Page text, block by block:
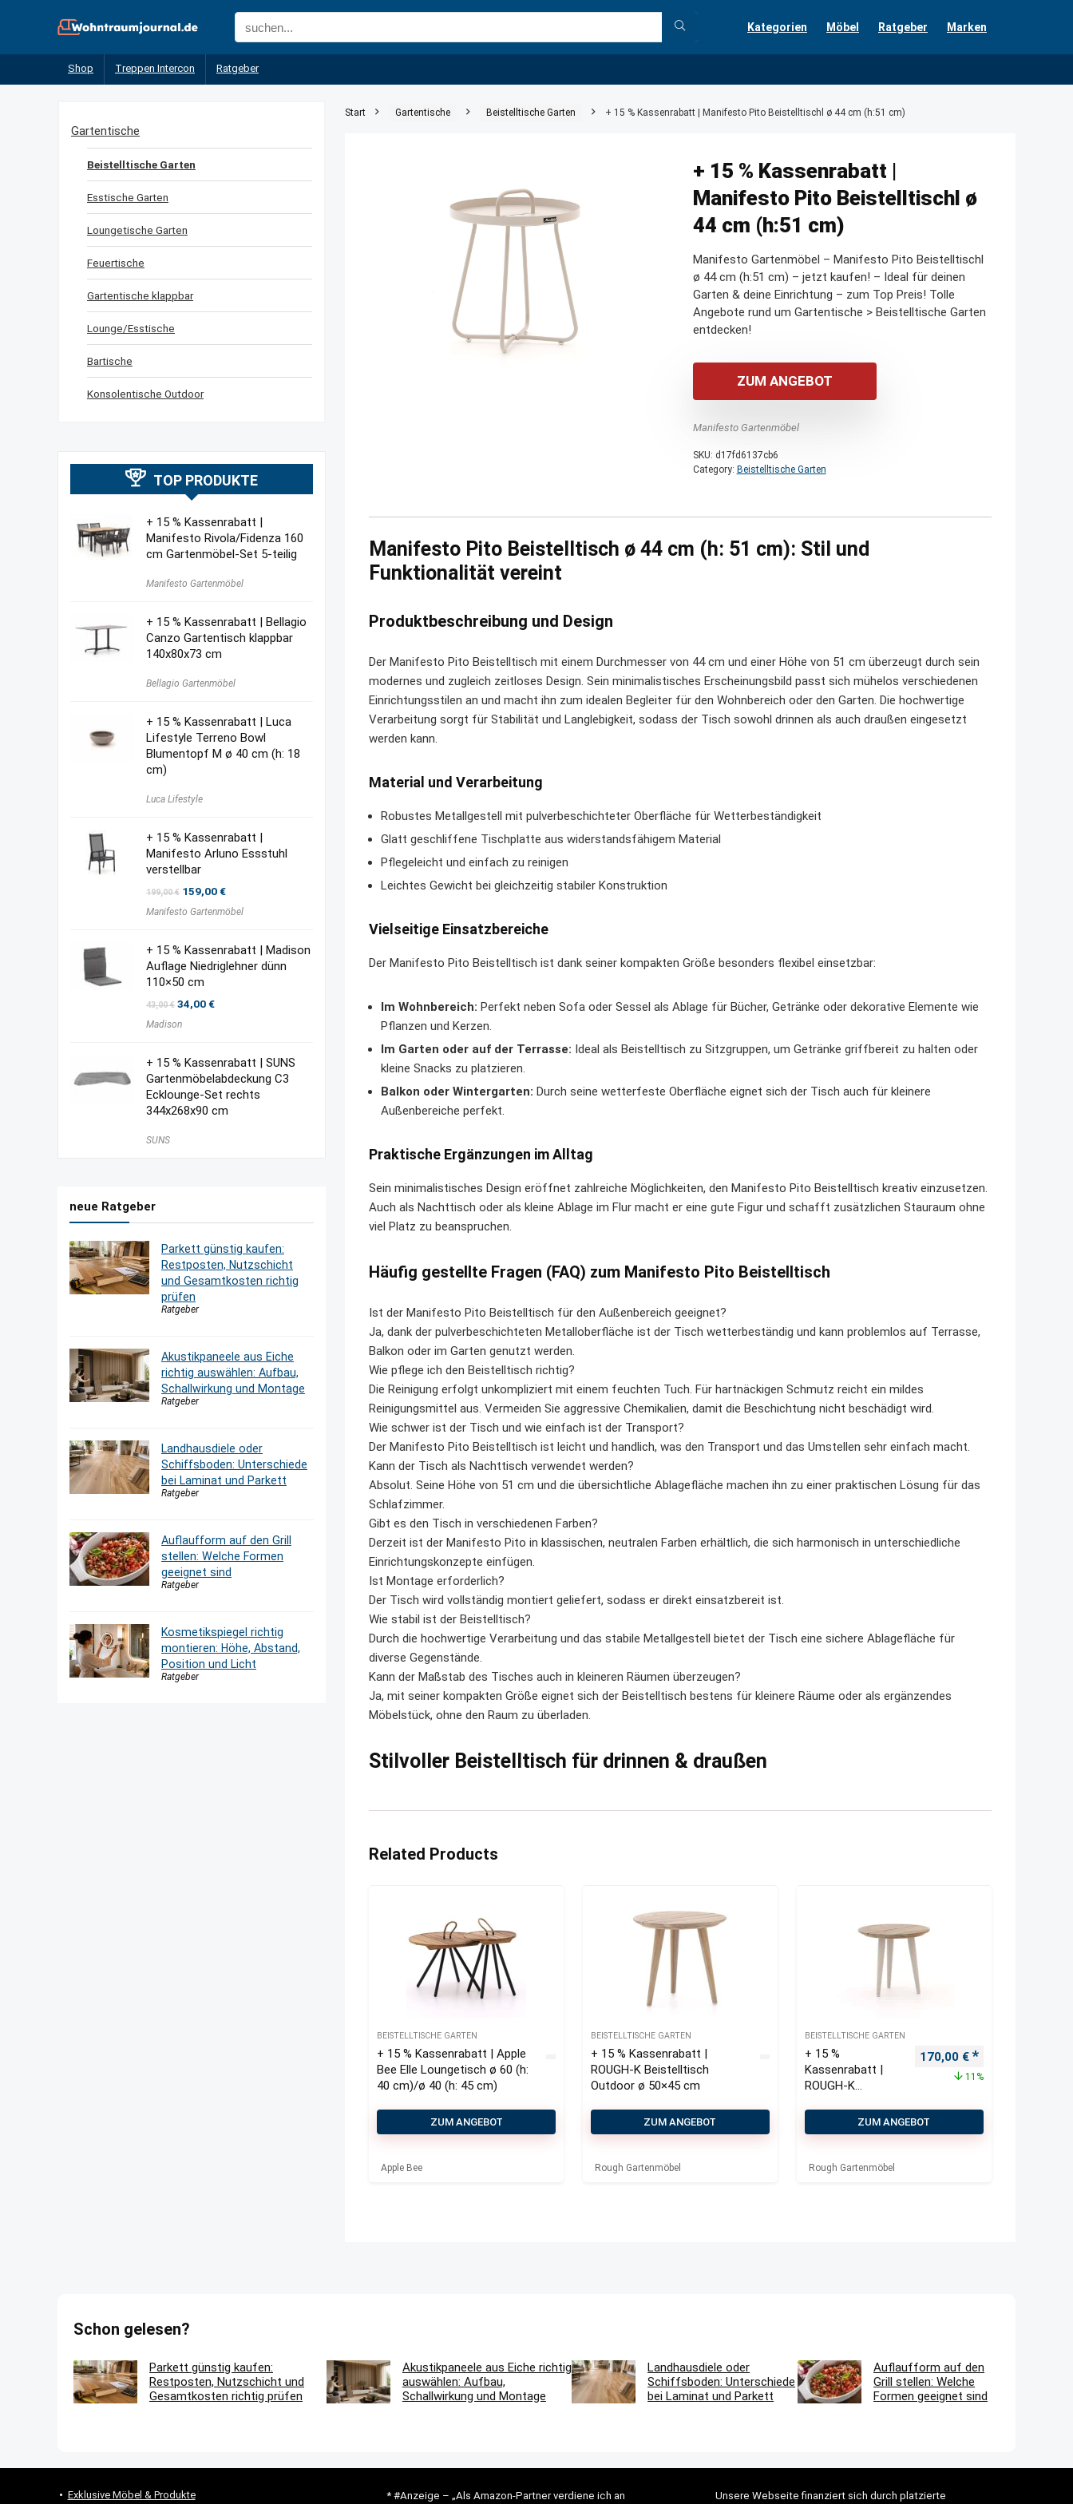
Kategorien Möbel Ratgeber Marken
Shop Treppen Intercon Ratgeber
Start Gartentische Beistelltische Garten + 15 % Kassenrabatt | Manifesto Pito Beistelltischl ø 44 cm (h:51 cm)
+ 15 % Kassenrabatt |
Manifesto Pito Beistelltischl ø
44 cm (h:51 cm)
Manifesto Gartenmöbel – Manifesto Pito Beistelltischl
ø 44 cm (h:51 cm) – jetzt kaufen! – Ideal für deinen
Garten & deine Einrichtung – zum Top Preis! Tolle
Angebote rund um Gartentische > Beistelltische Garten
entdecken!
ZUM ANGEBOT
Manifesto Gartenmöbel
SKU: d17fd6137cb6
Category: Beistelltische Garten
Manifesto Pito Beistelltisch ø 44 cm (h: 51 cm): Stil und
Funktionalität vereint
Produktbeschreibung und Design
Der Manifesto Pito Beistelltisch mit einem Durchmesser von 44 cm und einer Höhe von 51 cm überzeugt durch sein
modernes und zugleich zeitloses Design. Sein minimalistisches Erscheinungsbild passt sich mühelos verschiedenen
Einrichtungsstilen an und macht ihn zum idealen Begleiter für den Wohnbereich oder den Garten. Die hochwertige
Verarbeitung sorgt für Stabilität und Langlebigkeit, sodass der Tisch sowohl drinnen als auch draußen eingesetzt
werden kann.
Material und Verarbeitung
Robustes Metallgestell mit pulverbeschichteter Oberfläche für Wetterbeständigkeit
Glatt geschliffene Tischplatte aus widerstandsfähigem Material
Pflegeleicht und einfach zu reinigen
Leichtes Gewicht bei gleichzeitig stabiler Konstruktion
Vielseitige Einsatzbereiche
Der Manifesto Pito Beistelltisch ist dank seiner kompakten Größe besonders flexibel einsetzbar:
Im Wohnbereich: Perfekt neben Sofa oder Sessel als Ablage für Bücher, Getränke oder dekorative Elemente wie
Pflanzen und Kerzen.
Im Garten oder auf der Terrasse: Ideal als Beistelltisch zu Sitzgruppen, um Getränke griffbereit zu halten oder
kleine Snacks zu platzieren.
Balkon oder Wintergarten: Durch seine wetterfeste Oberfläche eignet sich der Tisch auch für kleinere
Außenbereiche perfekt.
Praktische Ergänzungen im Alltag
Sein minimalistisches Design eröffnet zahlreiche Möglichkeiten, den Manifesto Pito Beistelltisch kreativ einzusetzen.
Auch als Nachttisch oder als kleine Ablage im Flur macht er eine gute Figur und schafft zusätzlichen Stauraum ohne
viel Platz zu beanspruchen.
Häufig gestellte Fragen (FAQ) zum Manifesto Pito Beistelltisch
Ist der Manifesto Pito Beistelltisch für den Außenbereich geeignet?
Ja, dank der pulverbeschichteten Metalloberfläche ist der Tisch wetterbeständig und kann problemlos auf Terrasse,
Balkon oder im Garten genutzt werden.
Wie pflege ich den Beistelltisch richtig?
Die Reinigung erfolgt unkompliziert mit einem feuchten Tuch. Für hartnäckigen Schmutz reicht ein mildes
Reinigungsmittel aus. Vermeiden Sie aggressive Chemikalien, damit die Beschichtung nicht beschädigt wird.
Wie schwer ist der Tisch und wie einfach ist der Transport?
Der Manifesto Pito Beistelltisch ist leicht und handlich, was den Transport und das Umstellen sehr einfach macht.
Kann der Tisch als Nachttisch verwendet werden?
Absolut. Seine Höhe von 51 cm und die übersichtliche Ablagefläche machen ihn zu einer praktischen Lösung für das
Schlafzimmer.
Gibt es den Tisch in verschiedenen Farben?
Derzeit ist der Manifesto Pito in klassischen, neutralen Farben erhältlich, die sich harmonisch in unterschiedliche
Einrichtungskonzepte einfügen.
Ist Montage erforderlich?
Der Tisch wird vollständig montiert geliefert, sodass er direkt einsatzbereit ist.
Wie stabil ist der Beistelltisch?
Durch die hochwertige Verarbeitung und das stabile Metallgestell bietet der Tisch eine sichere Ablagefläche für
diverse Gegenstände.
Kann der Maßstab des Tisches auch in kleineren Räumen überzeugen?
Ja, mit seiner kompakten Größe eignet sich der Beistelltisch bestens für kleinere Räume oder als ergänzendes
Möbelstück, ohne den Raum zu überladen.
Stilvoller Beistelltisch für drinnen & draußen
Related Products
BEISTELLTISCHE GARTEN
+ 15 % Kassenrabatt | Apple
Bee Elle Loungetisch ø 60 (h:
40 cm)/ø 40 (h: 45 cm)
ZUM ANGEBOT
Apple Bee
BEISTELLTISCHE GARTEN
+ 15 % Kassenrabatt |
ROUGH-K Beistelltisch
Outdoor ø 50×45 cm
ZUM ANGEBOT
Rough Gartenmöbel
BEISTELLTISCHE GARTEN
+ 15 %
Kassenrabatt |
ROUGH-K
Ursprünglicher Preis war:
170,00 € Aktueller Preis
11%
ZUM ANGEBOT
Rough Gartenmöbel
Gartentische
Beistelltische Garten
Esstische Garten
Loungetische Garten
Feuertische
Gartentische klappbar
Lounge/Esstische
Bartische
Konsolentische Outdoor
TOP PRODUKTE
+ 15 % Kassenrabatt |
Manifesto Rivola/Fidenza 160
cm Gartenmöbel-Set 5-teilig
Manifesto Gartenmöbel
+ 15 % Kassenrabatt | Bellagio
Canzo Gartentisch klappbar
140x80x73 cm
Bellagio Gartenmöbel
+ 15 % Kassenrabatt | Luca
Lifestyle Terreno Bowl
Blumentopf M ø 40 cm (h: 18
cm)
Luca Lifestyle
+ 15 % Kassenrabatt |
Manifesto Arluno Essstuhl
verstellbar
199,00€ Ursprünglicher
war:
159,00€Aktueller
ist:
Manifesto Gartenmöbel
+ 15 % Kassenrabatt | Madison
Auflage Niedriglehner dünn
110×50 cm
43,00€ Ursprünglicher
war:
34,00€Aktueller
Madison
+ 15 % Kassenrabatt | SUNS
Gartenmöbelabdeckung C3
Ecklounge-Set rechts
344x268x90 cm
SUNS
neue Ratgeber
Parkett günstig kaufen:
Restposten, Nutzschicht
und Gesamtkosten richtig
prüfen
Ratgeber
Akustikpaneele aus Eiche
richtig auswählen: Aufbau,
Schallwirkung und Montage
Ratgeber
Landhausdiele oder
Schiffsboden: Unterschiede
bei Laminat und Parkett
Ratgeber
Auflaufform auf den Grill
stellen: Welche Formen
geeignet sind
Ratgeber
Kosmetikspiegel richtig
montieren: Höhe, Abstand,
Position und Licht
Ratgeber
Schon gelesen?
Parkett günstig kaufen:
Restposten, Nutzschicht und
Gesamtkosten richtig prüfen
Akustikpaneele aus Eiche richtig
auswählen: Aufbau,
Schallwirkung und Montage
Landhausdiele oder
Schiffsboden: Unterschiede
bei Laminat und Parkett
Auflaufform auf den
Grill stellen: Welche
Formen geeignet sind
Exklusive Möbel & Produkte * #Anzeige – „Als Amazon-Partner verdiene ich an Unsere Webseite finanziert sich durch platzierte